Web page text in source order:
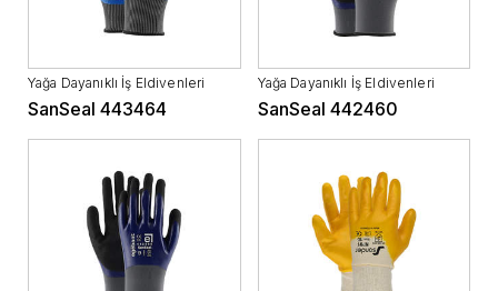
Yağa Dayanıklı İş Eldivenleri
SanSeal 443464
Yağa Dayanıklı İş Eldivenleri
SanSeal 442460